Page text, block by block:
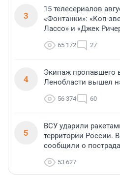
3
15 телесериалов
«Фонтанки»: «Коп-
Лассо» и «Джек
65 172 27
4
Экипаж пропавшего
Ленобласти вышел
56 374 60
5
ВСУ ударили
территории России.
сообщили о
53 627